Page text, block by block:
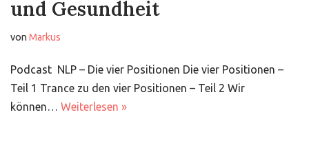
und Gesundheit
von Markus
Podcast NLP – Die vier Positionen Die vier Positionen –
Teil 1 Trance zu den vier Positionen – Teil 2 Wir
können… Weiterlesen »